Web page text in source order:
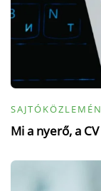
Mi a nyerő, a